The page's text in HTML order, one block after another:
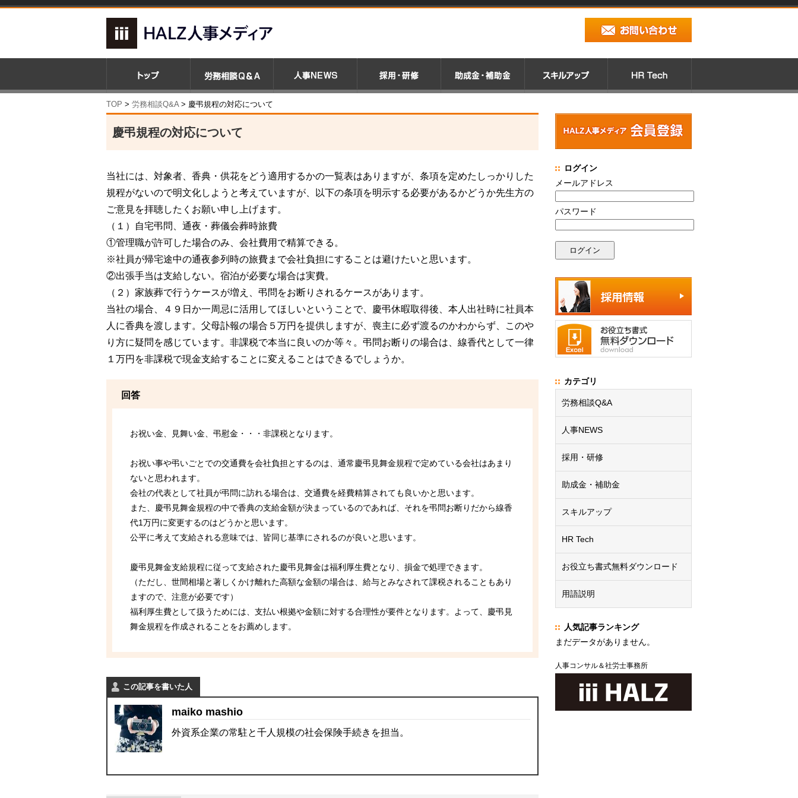
TOP > 労務相談Q&A> 慶弔規程の対応について
慶弔規程の対応について
当社には、対象者、香典・供花をどう適用するかの一覧表はありますが、条項を定めたしっかりした
規程がないので明文化しようと考えていますが、以下の条項を明示する必要があるかどうか先生方の
ご意見を拝聴したくお願い申し上げます。
（１）自宅弔問、通夜・葬儀会葬時旅費
①管理職が許可した場合のみ、会社費用で精算できる。
※社員が帰宅途中の通夜参列時の旅費まで会社負担にすることは避けたいと思います。
②出張手当は支給しない。宿泊が必要な場合は実費。
（２）家族葬で行うケースが増え、弔問をお断りされるケースがあります。
当社の場合、４９日か一周忌に活用してほしいということで、慶弔休暇取得後、本人出社時に社員本
人に香典を渡します。父母訃報の場合５万円を提供しますが、喪主に必ず渡るのかわからず、このや
り方に疑問を感じています。非課税で本当に良いのか等々。弔問お断りの場合は、線香代として一律
１万円を非課税で現金支給することに変えることはできるでしょうか。
回答
お祝い金、見舞い金、弔慰金・・・非課税となります。
お祝い事や弔いごとでの交通費を会社負担とするのは、通常慶弔見舞金規程で定めている会社はあまり
ないと思われます。
会社の代表として社員が弔問に訪れる場合は、交通費を経費精算されても良いかと思います。
また、慶弔見舞金規程の中で香典の支給金額が決まっているのであれば、それを弔問お断りだから線香
代1万円に変更するのはどうかと思います。
公平に考えて支給される意味では、皆同じ基準にされるのが良いと思います。
慶弔見舞金支給規程に従って支給された慶弔見舞金は福利厚生費となり、損金で処理できます。
（ただし、世間相場と著しくかけ離れた高額な金額の場合は、給与とみなされて課税されることもあり
ますので、注意が必要です）
福利厚生費として扱うためには、支払い根拠や金額に対する合理性が要件となります。よって、慶弔見
舞金規程を作成されることをお薦めします。
この記事を書いた人
maiko mashio
外資系企業の常駐と千人規模の社会保険手続きを担当。
ログイン
メールアドレス
パスワード
カテゴリ
労務相談Q&A
人事NEWS
採用・研修
助成金・補助金
スキルアップ
HR Tech
お役立ち書式無料ダウンロード
用語説明
人気記事ランキング
まだデータがありません。
人事コンサル＆社労士事務所